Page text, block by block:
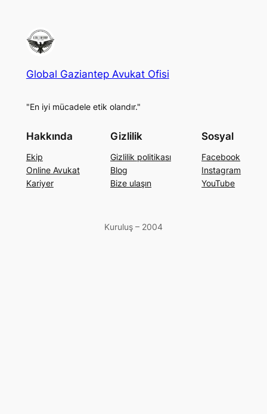
Global Gaziantep Avukat Ofisi
"En iyi mücadele etik olandır."
Hakkında
Ekip
Online Avukat
Kariyer
Gizlilik
Gizlilik politikası
Blog
Bize ulaşın
Sosyal
Facebook
Instagram
YouTube
Kuruluş – 2004